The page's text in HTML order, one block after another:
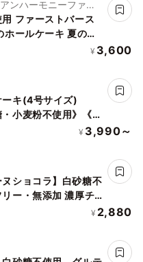
ンハーモニーファイ
ファーストバース
ールケーキ 夏の贈
¥ 3,600
ーキ(4号サイズ)
・小麦粉不使用》《ヴ
ヴィーガンケーキ》
¥ 3,990～
ヌショコラ】白砂糖不
ー・無添加 濃厚チ
トーショコラ
¥ 2,880